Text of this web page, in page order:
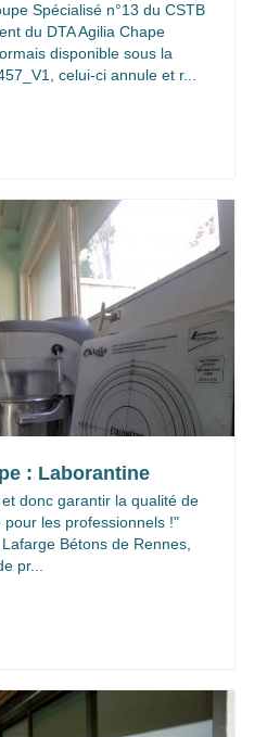
Spécialisé n°13 du CSTB
du DTA Agilia Chape
disponible sous la
celui-ci annule et r...
: Laborantine
donc garantir la qualité de
les professionnels !"
Bétons de Rennes,
pr...